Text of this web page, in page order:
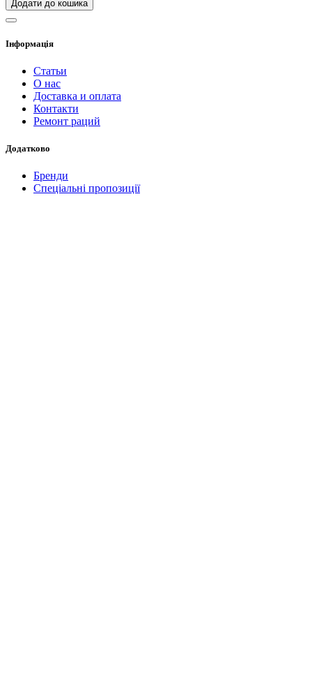
Додати до кошика
Інформація
Статьи
О нас
Доставка и оплата
Контакти
Ремонт раций
Додатково
Бренди
Спеціальні пропозиції